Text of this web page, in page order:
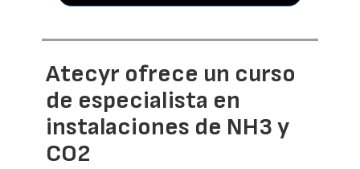
Atecyr ofrece un curso
de especialista en
instalaciones de NH3 y
CO2